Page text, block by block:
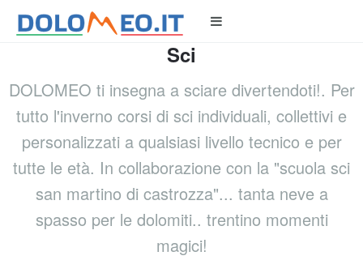
Sci
DOLOMEO ti insegna a sciare divertendoti!. Per
tutto l'inverno corsi di sci individuali, collettivi e
personalizzati a qualsiasi livello tecnico e per
tutte le età. In collaborazione con la "scuola sci
san martino di castrozza"... tanta neve a
spasso per le dolomiti.. trentino momenti
magici!